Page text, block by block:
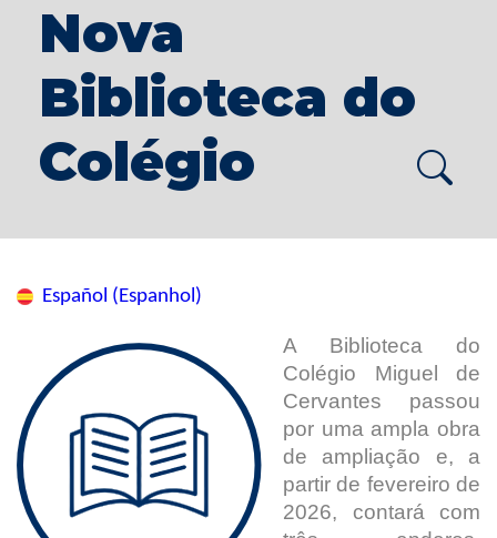
Nova
Biblioteca do
Colégio
Español (Espanhol)
A Biblioteca do
Colégio Miguel de
Cervantes passou
por uma ampla obra
de ampliação e, a
partir de fevereiro de
2026, contará com